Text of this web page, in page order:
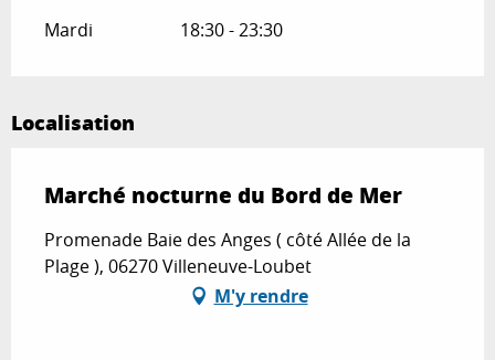
Mardi 18:30 - 23:30
Localisation
Marché nocturne du Bord de Mer
Promenade Baie des Anges ( côté Allée de la
Plage ), 06270 Villeneuve-Loubet
M'y rendre